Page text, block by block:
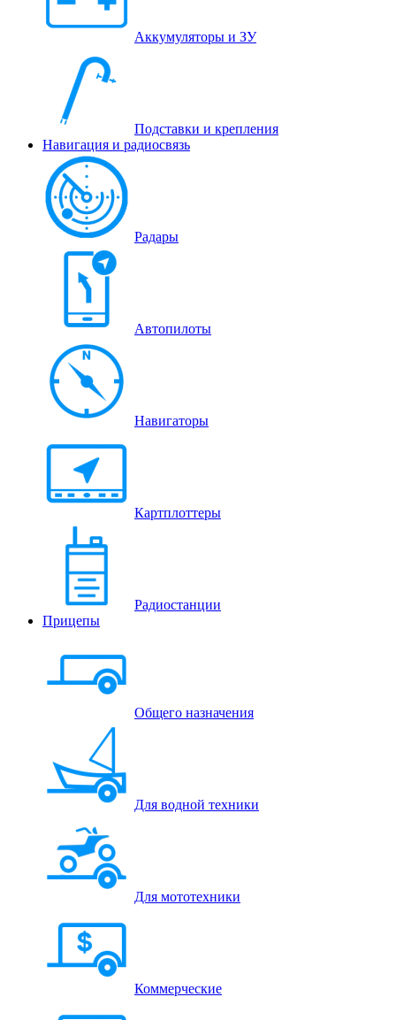
Аккумуляторы и ЗУ
Подставки и крепления
Навигация и радиосвязь
Радары
Автопилоты
Навигаторы
Картплоттеры
Радиостанции
Прицепы
Общего назначения
Для водной техники
Для мототехники
Коммерческие